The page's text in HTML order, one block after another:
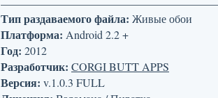
Тип раздаваемого файла: Живые обои
Платформа: Android 2.2 +
Год: 2012
Разработчик: CORGI BUTT APPS
Версия: v.1.0.3 FULL